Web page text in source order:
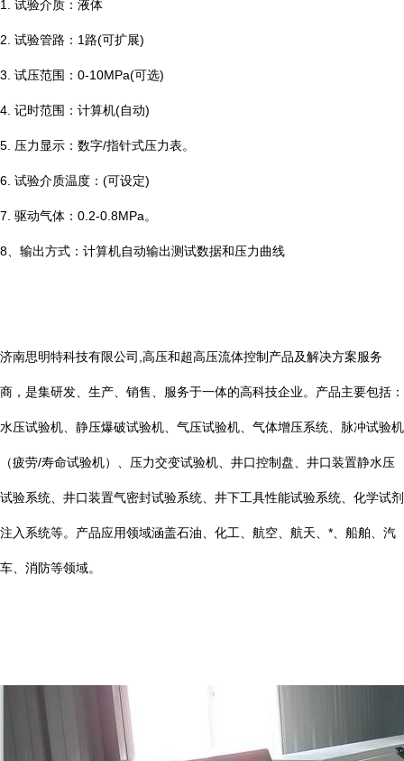
1. 试验介质：液体
2. 试验管路：1路(可扩展)
3. 试压范围：0-10MPa(可选)
4. 记时范围：计算机(自动)
5. 压力显示：数字/指针式压力表。
6. 试验介质温度：(可设定)
7. 驱动气体：0.2-0.8MPa。
8、输出方式：计算机自动输出测试数据和压力曲线
济南思明特科技有限公司 高压和超高压流体控制产品及解决方案服务
商，是集研发、生产、销售、服务于一体的高科技企业。产品主要包括：
水压试验机、静压爆破试验机、气压试验机、气体增压系统、脉冲试验机
（疲劳/寿命试验机）、压力交变试验机、井口控制盘、井口装置静水压
试验系统、井口装置气密封试验系统、井下工具性能试验系统、化学试剂
注入系统等。产品应用领域涵盖石油、化工、航空、航天、*、船舶、汽
车、消防等领域。